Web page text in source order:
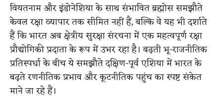
वियतनाम और इंडोनेशिया के साथ संभावित ब्रह्मोस समझौते
केवल रक्षा व्यापार तक सीमित नहीं हैं, बल्कि वे यह भी दर्शाते
हैं कि भारत अब क्षेत्रीय सुरक्षा संरचना में एक महत्वपूर्ण रक्षा
प्रौद्योगिकी प्रदाता के रूप में उभर रहा है। बढ़ती भू-राजनीतिक
प्रतिस्पर्धा के बीच ये समझौते दक्षिण-पूर्व एशिया में भारत के
बढ़ते रणनीतिक प्रभाव और कूटनीतिक पहुंच का स्पष्ट संकेत
माने जा रहे हैं।